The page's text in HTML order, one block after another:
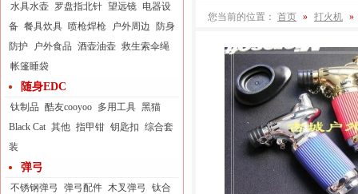
水具水壶 罗盘指北针 望远镜 电器设
备 餐具炊具 喷枪焊枪 户外周边
防身
防护
户外食品 酒壶油壶 救生索伞绳
帐篷睡袋
随身EDC
钛制品 酷友cooyoo 多用工具 黑猫
Black Cat 其他 指甲钳 钥匙扣 综合套
装
弹弓
不锈钢弹弓 弹弓配件 木叉弹弓
钛合
您当前的位置： 首页 » 打火机 »